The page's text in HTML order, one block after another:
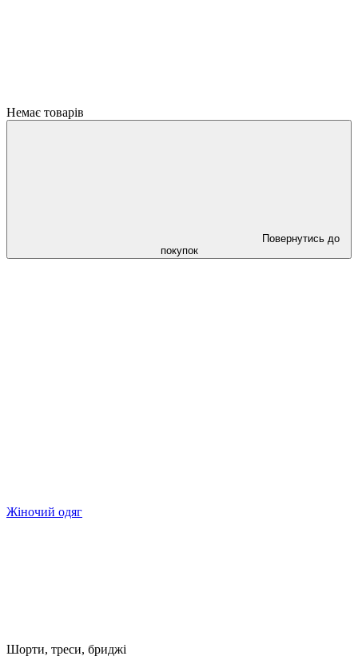
Немає товарів
Повернутись до
покупок
Жіночий одяг
Шорти, треси, бриджі